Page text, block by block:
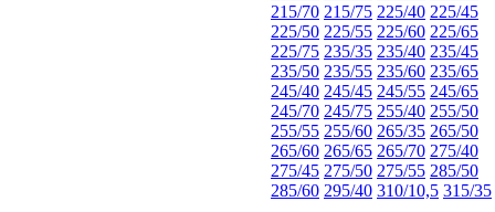
215/70 215/75 225/40 225/45
225/50 225/55 225/60 225/65
225/75 235/35 235/40 235/45
235/50 235/55 235/60 235/65
245/40 245/45 245/55 245/65
245/70 245/75 255/40 255/50
255/55 255/60 265/35 265/50
265/60 265/65 265/70 275/40
275/45 275/50 275/55 285/50
285/60 295/40 310/10,5 315/35